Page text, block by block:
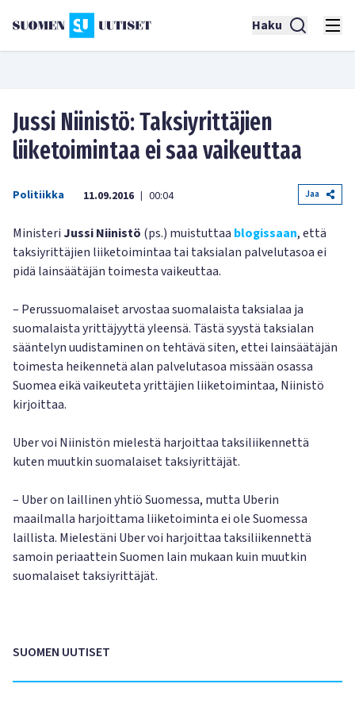
Haku
Jussi Niinistö: Taksiyrittäjien
liiketoimintaa ei saa vaikeuttaa
Politiikka 11.09.2016 | 00:04 Jaa
Ministeri Jussi Niinistö (ps.) muistuttaa blogissaan, että
taksiyrittäjien liiketoimintaa tai taksialan palvelutasoa ei
pidä lainsäätäjän toimesta vaikeuttaa.
– Perussuomalaiset arvostaa suomalaista taksialaa ja
suomalaista yrittäjyyttä yleensä. Tästä syystä taksialan
sääntelyn uudistaminen on tehtävä siten, ettei lainsäätäjän
toimesta heikennetä alan palvelutasoa missään osassa
Suomea eikä vaikeuteta yrittäjien liiketoimintaa, Niinistö
kirjoittaa.
Uber voi Niinistön mielestä harjoittaa taksiliikennettä
kuten muutkin suomalaiset taksiyrittäjät.
– Uber on laillinen yhtiö Suomessa, mutta Uberin
maailmalla harjoittama liiketoiminta ei ole Suomessa
laillista. Mielestäni Uber voi harjoittaa taksiliikennettä
samoin periaattein Suomen lain mukaan kuin muutkin
suomalaiset taksiyrittäjät.
SUOMEN UUTISET